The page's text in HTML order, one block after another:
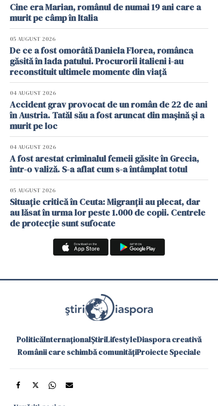
Cine era Marian, românul de numai 19 ani care a
murit pe câmp în Italia
05 AUGUST 2026
De ce a fost omorâtă Daniela Florea, românca
găsită în lada patului. Procurorii italieni i-au
reconstituit ultimele momente din viață
04 AUGUST 2026
Accident grav provocat de un român de 22 de ani
în Austria. Tatăl său a fost aruncat din mașină și a
murit pe loc
04 AUGUST 2026
A fost arestat criminalul femeii găsite în Grecia,
într-o valiză. S-a aflat cum s-a întâmplat totul
05 AUGUST 2026
Situație critică în Ceuta: Migranții au plecat, dar
au lăsat în urma lor peste 1.000 de copii. Centrele
de protecție sunt sufocate
PoliticăInternaționalȘtiriLifestyleDiaspora creativă
Românii care schimbă comunitățiProiecte Speciale